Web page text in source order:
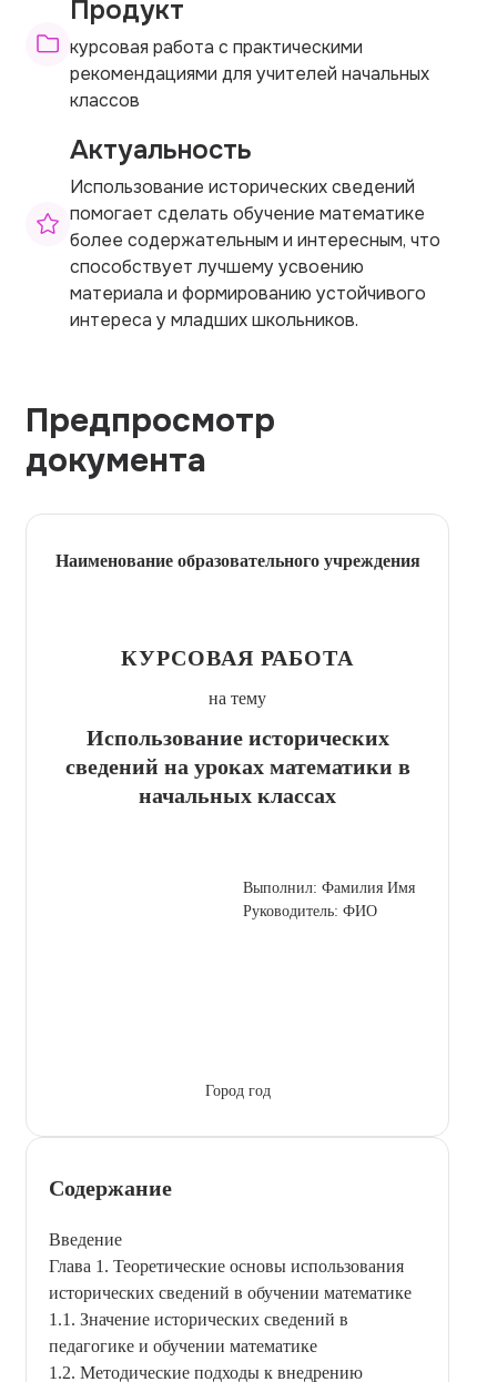
Продукт
курсовая работа с практическими
рекомендациями для учителей начальных
классов
Актуальность
Использование исторических сведений
помогает сделать обучение математике
более содержательным и интересным, что
способствует лучшему усвоению
материала и формированию устойчивого
интереса у младших школьников.
Предпросмотр
документа
Наименование образовательного учреждения
КУРСОВАЯ РАБОТА
на тему
Использование исторических
сведений на уроках математики в
начальных классах
Выполнил: Фамилия Имя
Руководитель: ФИО
Город год
Содержание
Введение
Глава 1. Теоретические основы использования
исторических сведений в обучении математике
1.1. Значение исторических сведений в
педагогике и обучении математике
1.2. Методические подходы к внедрению